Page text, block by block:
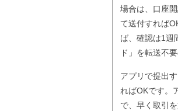
場合は、口座
て送付すれば
ば、確認は1週
ド」を転送不
アプリで提出
ればOKです。
で、早く取引